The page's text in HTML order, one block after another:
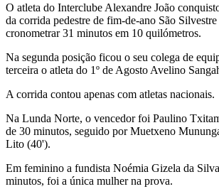
O atleta do Interclube Alexandre João
da corrida pedestre de fim-de-ano São
cronometrar 31 minutos em 10 quilómetros.
Na segunda posição ficou o seu colega de
terceira o atleta do 1º de Agosto Avelino
A corrida contou apenas com atletas nacionais.
Na Lunda Norte, o vencedor foi Paulino
de 30 minutos, seguido por Muetxeno
Lito (40').
Em feminino a fundista Noémia Gizela da
minutos, foi a única mulher na prova.